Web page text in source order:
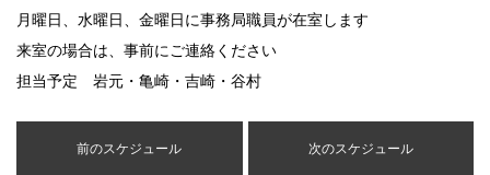
月曜日、水曜日、金曜日に事務局職員が在室します
来室の場合は、事前にご連絡ください
担当予定 岩元・亀崎・吉崎・谷村
前のスケジュール 次のスケジュール